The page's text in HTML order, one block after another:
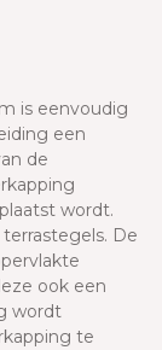
is eenvoudig
een
de
wordt.
De
ook een
wordt
te